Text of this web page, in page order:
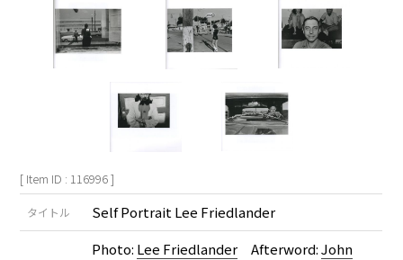
[ Item ID : 116996 ]
タイトル Self Portrait Lee Friedlander
Photo: Lee Friedlander Afterword:John